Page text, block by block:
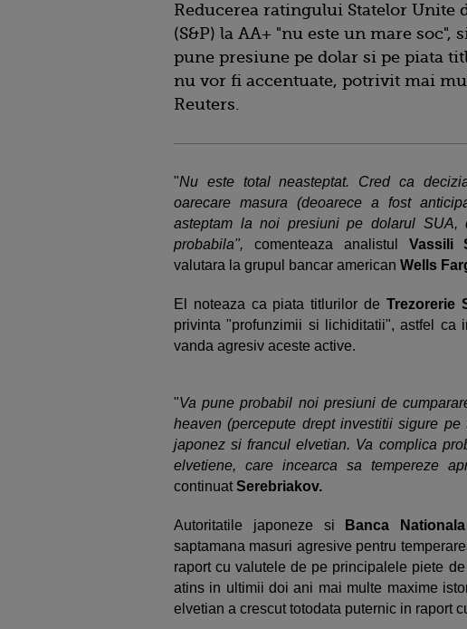
Reducerea ratingului Statelor Unite
(S&P) la AA+ "nu este un mare soc",
pune presiune pe dolar si pe piata
nu vor fi accentuate, potrivit mai
Reuters.
"Nu este total neasteptat. Cred ca
oarecare masura (deoarece a fost
asteptam la noi presiuni pe dolarul SUA,
probabila", comenteaza analistul Vassili
valutara la grupul bancar american Wells
El noteaza ca piata titlurilor de Trezorerie
privinta "profunzimii si lichiditatii", astfel ca
vanda agresiv aceste active.
"Va pune probabil noi presiuni de
heaven (percepute drept investitii sigure
japonez si francul elvetian. Va complica
elvetiene, care incearca sa tempereze
continuatSerebriakov.
Autoritatile japoneze si Banca
saptamana masuri agresive pentru
raport cu valutele de pe principalele piete
atins in ultimii doi ani mai multe maxime
elvetian a crescut totodata puternic in raport